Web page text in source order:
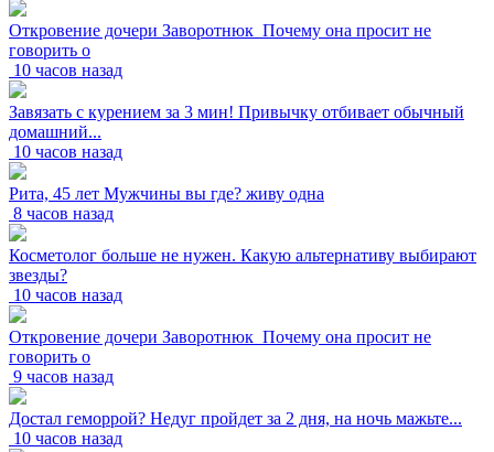
Откровение дочери Заворотнюк_Почему она просит не
говорить о
10 часов назад
Завязать с курением за 3 мин! Привычку отбивает обычный
домашний...
10 часов назад
Рита, 45 лет Мужчины вы где? живу одна
8 часов назад
Косметолог больше не нужен. Какую альтернативу выбирают
звезды?
10 часов назад
Откровение дочери Заворотнюк_Почему она просит не
говорить о
9 часов назад
Достал геморрой? Недуг пройдет за 2 дня, на ночь мажьте...
10 часов назад